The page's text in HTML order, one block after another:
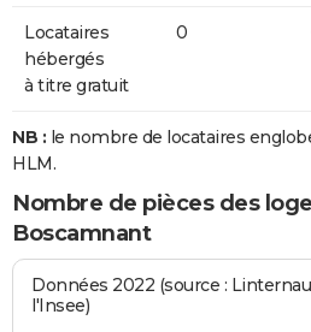
Locataires
hébergés
à titre gratuit
0
NB : le nombre de locataires
HLM.
Nombre de pièces des
Boscamnant
Données 2022 (source :
l'Insee)